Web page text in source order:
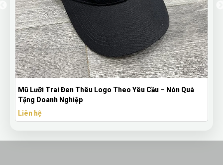
Mũ Lưỡi Trai Đen Thêu Logo Theo Yêu Cầu – Nón Quà
Tặng Doanh Nghiệp
Liên hệ